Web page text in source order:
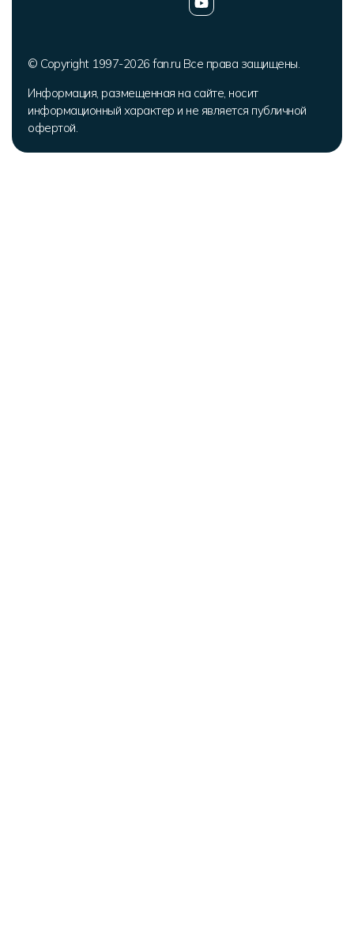
© Copyright 1997-2026 fan.ru Все права защищены.
Информация, размещенная на сайте, носит
информационный характер и не является публичной
офертой.